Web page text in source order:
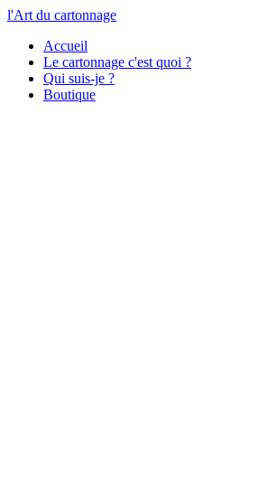
l'Art du cartonnage
Accueil
Le cartonnage c'est quoi ?
Qui suis-je ?
Boutique